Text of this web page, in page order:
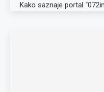
Kako saznaje portal